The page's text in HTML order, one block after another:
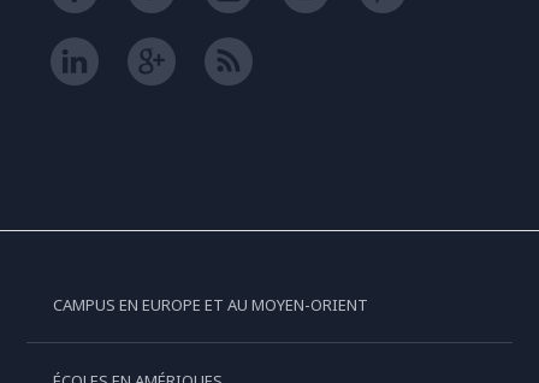
CAMPUS EN EUROPE ET AU MOYEN-ORIENT